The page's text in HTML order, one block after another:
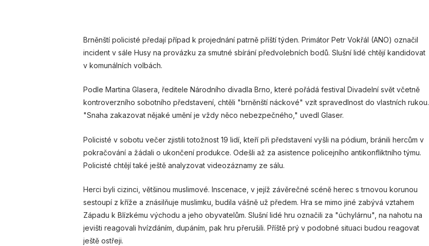
Brněnští policisté předají případ k projednání patrně příští týden. Primátor Petr Vokřál (ANO) označil
incident v sále Husy na provázku za smutné sbírání předvolebních bodů. Slušní lidé chtějí kandidovat
v komunálních volbách.
Podle Martina Glasera, ředitele Národního divadla Brno, které pořádá festival Divadelní svět včetně
kontroverzního sobotního představení, chtěli "brněnští náckové" vzít spravedlnost do vlastních rukou.
"Snaha zakazovat nějaké umění je vždy něco nebezpečného," uvedl Glaser.
Policisté v sobotu večer zjistili totožnost 19 lidí, kteří při představení vyšli na pódium, bránili hercům v
pokračování a žádali o ukončení produkce. Odešli až za asistence policejního antikonfliktního týmu.
Policisté chtějí také ještě analyzovat videozáznamy ze sálu.
Herci byli cizinci, většinou muslimové. Inscenace, v jejíž závěrečné scéně herec s trnovou korunou
sestoupí z kříže a znásilňuje muslimku, budila vášně už předem. Hra se mimo jiné zabývá vztahem
Západu k Blízkému východu a jeho obyvatelům. Slušní lidé hru označili za "úchylárnu", na nahotu na
jevišti reagovali hvízdáním, dupáním, pak hru přerušili. Příště prý v podobné situaci budou reagovat
ještě ostřeji.